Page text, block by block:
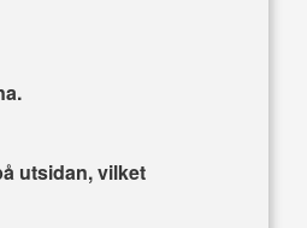
utsidan, vilket